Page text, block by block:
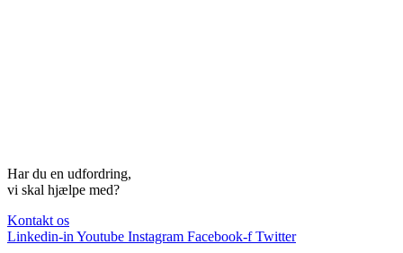
Har du en udfordring,
vi skal hjælpe med?
Kontakt os
Linkedin-in Youtube Instagram Facebook-f Twitter